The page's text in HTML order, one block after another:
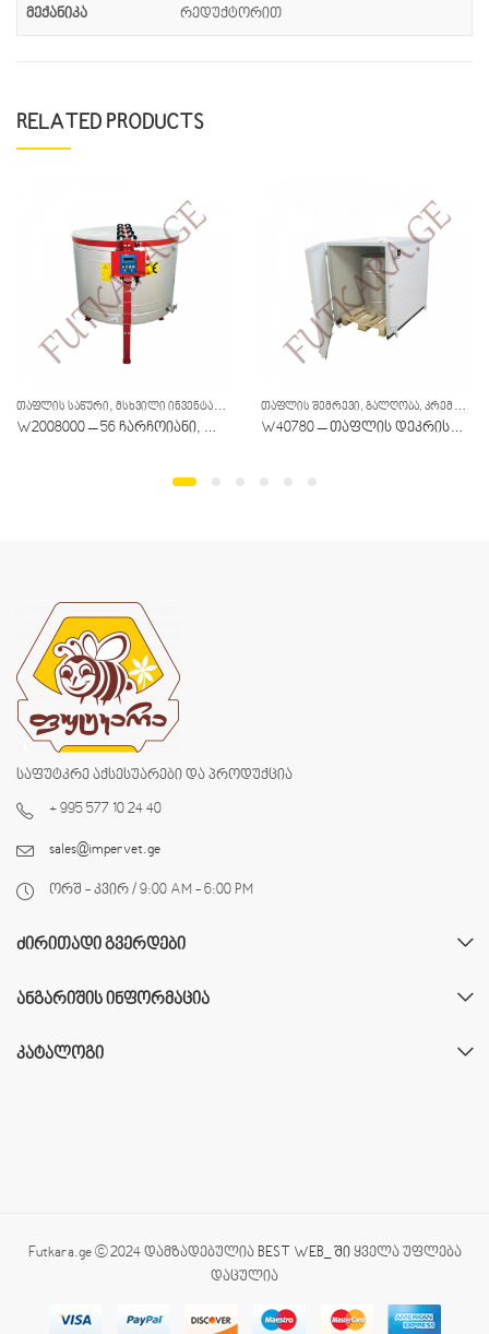
მექანიკა რედუქტორით
RELATED PRODUCTS
ᲗᲐᲤᲚᲘᲡ ᲡᲐᲬᲣᲠᲘ, ᲛᲡᲮᲕᲘᲚᲘ ᲘᲜᲕᲔᲜᲢᲐᲠᲘ
W2008000 – 56 ჩარჩოიანი, რადიალური, ელქტრო 230ვ
ᲗᲐᲤᲚᲘᲡ ᲨᲔᲛᲠᲔᲕᲘ, ᲒᲐᲚᲦᲝᲑᲐ, ᲙᲠᲔᲛᲘᲠᲔᲑᲐ, ᲤᲘᲚᲢᲐᲪᲘᲐ
W40780 – თაფლის დეკრისტალიზატორი
საფუტკრე აქსესუარები და პროდუქცია
+ 995 577 10 24 40
sales@impervet.ge
ორშ - კვირ / 9:00 AM - 6:00 PM
ᲫᲘᲠᲘᲗᲐᲓᲘ ᲒᲕᲔᲠᲓᲔᲑᲘ
ᲐᲜᲒᲐᲠᲘᲨᲘᲡ ᲘᲜᲤᲝᲠᲛᲐᲪᲘᲐ
ᲙᲐᲢᲐᲚᲝᲒᲘ
Futkara.ge © 2024 დამზადებულია BEST WEB_ შიყველა უფლება
დაცულია